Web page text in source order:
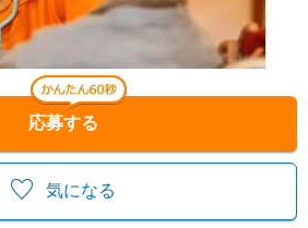
気になる
応募する